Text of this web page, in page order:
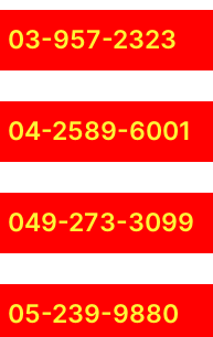
03-957-2323
04-2589-6001
049-273-3099
05-239-9880